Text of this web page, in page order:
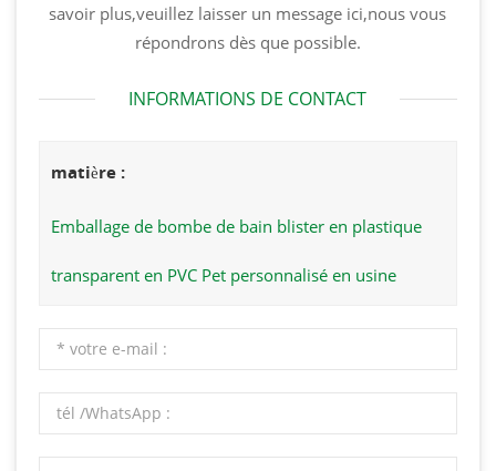
savoir plus,veuillez laisser un message ici,nous vous
répondrons dès que possible.
INFORMATIONS DE CONTACT
matière :
Emballage de bombe de bain blister en plastique
transparent en PVC Pet personnalisé en usine